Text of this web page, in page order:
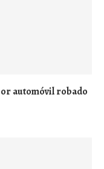
automóvil robado